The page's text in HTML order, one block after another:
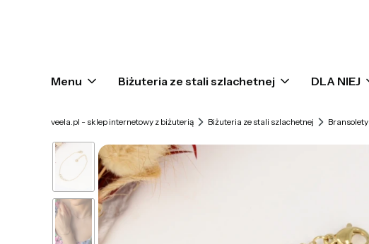
Menu Biżuteria ze stali szlachetnej DLA NIEJ
veela.pl - sklep internetowy z biżuterią Biżuteria ze stali szlachetnej Bransolety